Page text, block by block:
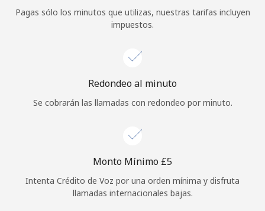
o
Continuar con
Pagas sólo los minutos que utilizas, nuestras tarifas incluyen
impuestos.
Redondeo al minuto
Se cobrarán las llamadas con redondeo por minuto.
Monto Mínimo ⁦£5⁩
Intenta Crédito de Voz por una orden mínima y disfruta
llamadas internacionales bajas.